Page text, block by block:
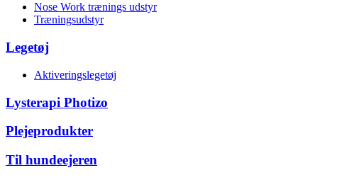
Nose Work trænings udstyr
Træningsudstyr
Legetøj
Aktiveringslegetøj
Lysterapi Photizo
Plejeprodukter
Til hundeejeren